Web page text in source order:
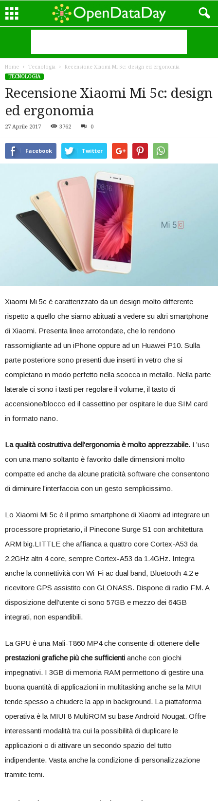
Home Tecnologia
Recensione Xiaomi Mi 5c: design ed ergonomia
TECNOLOGIA
Recensione Xiaomi Mi 5c: design
ed ergonomia
27 Aprile 2017 3762 0
Facebook Twitter
Xiaomi Mi 5c è caratterizzato da un design molto differente
rispetto a quello che siamo abituati a vedere su altri smartphone
di Xiaomi. Presenta linee arrotondate, che lo rendono
rassomigliante ad un iPhone oppure ad un Huawei P10. Sulla
parte posteriore sono presenti due inserti in vetro che si
completano in modo perfetto nella scocca in metallo. Nella parte
laterale ci sono i tasti per regolare il volume, il tasto di
accensione/blocco ed il cassettino per ospitare le due SIM card
in formato nano.
La qualità costruttiva dell’ergonomia è molto apprezzabile. L’uso
con una mano soltanto è favorito dalle dimensioni molto
compatte ed anche da alcune praticità software che consentono
di diminuire l’interfaccia con un gesto semplicissimo.
Lo Xiaomi Mi 5c è il primo smartphone di Xiaomi ad integrare un
processore proprietario, il Pinecone Surge S1 con architettura
ARM big.LITTLE che affianca a quattro core Cortex-A53 da
2.2GHz altri 4 core, sempre Cortex-A53 da 1.4GHz. Integra
anche la connettività con Wi-Fi ac dual band, Bluetooth 4.2 e
ricevitore GPS assistito con GLONASS. Dispone di radio FM. A
disposizione dell’utente ci sono 57GB e mezzo dei 64GB
integrati, non espandibili.
La GPU è una Mali-T860 MP4 che consente di ottenere delle
prestazioni grafiche più che sufficienti anche con giochi
impegnativi. I 3GB di memoria RAM permettono di gestire una
buona quantità di applicazioni in multitasking anche se la MIUI
tende spesso a chiudere la app in background. La piattaforma
operativa è la MIUI 8 MultiROM su base Android Nougat. Offre
interessanti modalità tra cui la possibilità di duplicare le
applicazioni o di attivare un secondo spazio del tutto
indipendente. Vasta anche la condizione di personalizzazione
tramite temi.